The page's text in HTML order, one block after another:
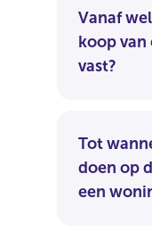
Vanaf
koop van
vast?
Tot
doen op
een